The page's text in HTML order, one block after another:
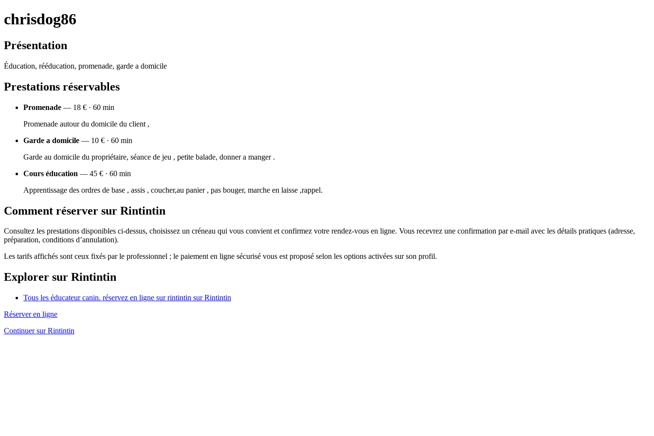
chrisdog86
Présentation
Éducation, rééducation, promenade, garde a domicile
Prestations réservables
Promenade — 18 € · 60 min
Promenade autour du domicile du client ,
Garde a domicile — 10 € · 60 min
Garde au domicile du propriétaire, séance de jeu , petite balade, donner a manger .
Cours éducation — 45 € · 60 min
Apprentissage des ordres de base , assis , coucher,au panier , pas bouger, marche en laisse ,rappel.
Comment réserver sur Rintintin
Consultez les prestations disponibles ci-dessus, choisissez un créneau qui vous convient et confirmez votre rendez-vous en ligne. Vous recevrez une confirmation par e-mail avec les détails pratiques (adresse,
préparation, conditions d’annulation).
Les tarifs affichés sont ceux fixés par le professionnel ; le paiement en ligne sécurisé vous est proposé selon les options activées sur son profil.
Explorer sur Rintintin
Tous les éducateur canin. réservez en ligne sur rintintin sur Rintintin
Réserver en ligne
Continuer sur Rintintin